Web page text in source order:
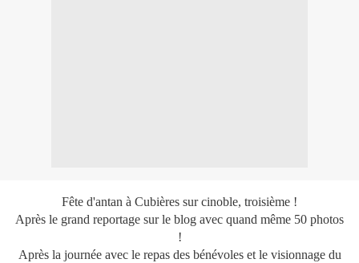
Fête d'antan à Cubières sur cinoble, troisième !
Après le grand reportage sur le blog avec quand même 50 photos
!
Après la journée avec le repas des bénévoles et le visionnage du